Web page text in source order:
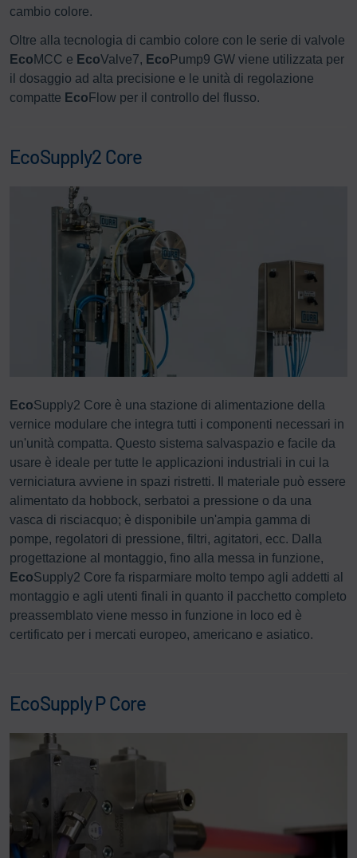
cambio colore.
Oltre alla tecnologia di cambio colore con le serie di valvole
Eco MCC e EcoValve7, Eco Pump9 GW viene utilizzata per
il dosaggio ad alta precisione e le unità di regolazione
compatte Eco Flow per il controllo del flusso.
EcoSupply2 Core
EcoSupply2 Core è una stazione di alimentazione della
vernice modulare che integra tutti i componenti necessari in
un'unità compatta. Questo sistema salvaspazio e facile da
usare è ideale per tutte le applicazioni industriali in cui la
verniciatura avviene in spazi ristretti. Il materiale può essere
alimentato da hobbock, serbatoi a pressione o da una
vasca di risciacquo; è disponibile un'ampia gamma di
pompe, regolatori di pressione, filtri, agitatori, ecc. Dalla
progettazione al montaggio, fino alla messa in funzione,
EcoSupply2 Core fa risparmiare molto tempo agli addetti al
montaggio e agli utenti finali in quanto il pacchetto completo
preassemblato viene messo in funzione in loco ed è
certificato per i mercati europeo, americano e asiatico.
EcoSupply P Core